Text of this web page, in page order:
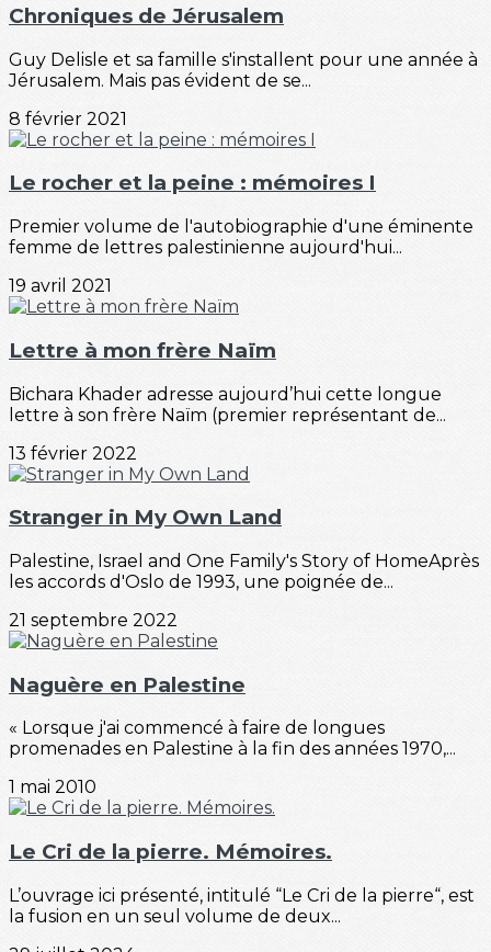
Chroniques de Jérusalem
Guy Delisle et sa famille s'installent pour une année à
Jérusalem. Mais pas évident de se...
8 février 2021
Le rocher et la peine : mémoires I
Premier volume de l'autobiographie d'une éminente
femme de lettres palestinienne aujourd'hui...
19 avril 2021
Lettre à mon frère Naïm
Bichara Khader adresse aujourd’hui cette longue
lettre à son frère Naïm (premier représentant de...
13 février 2022
Stranger in My Own Land
Palestine, Israel and One Family's Story of HomeAprès
les accords d'Oslo de 1993, une poignée de...
21 septembre 2022
Naguère en Palestine
« Lorsque j'ai commencé à faire de longues
promenades en Palestine à la fin des années 1970,...
1 mai 2010
Le Cri de la pierre. Mémoires.
L’ouvrage ici présenté, intitulé “Le Cri de la pierre“, est
la fusion en un seul volume de deux...